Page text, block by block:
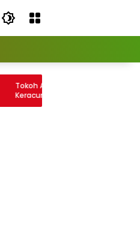
Adat Jayapura Sebut Kasus
MBG “MPP” dan Desak Dana
ke Sekolah